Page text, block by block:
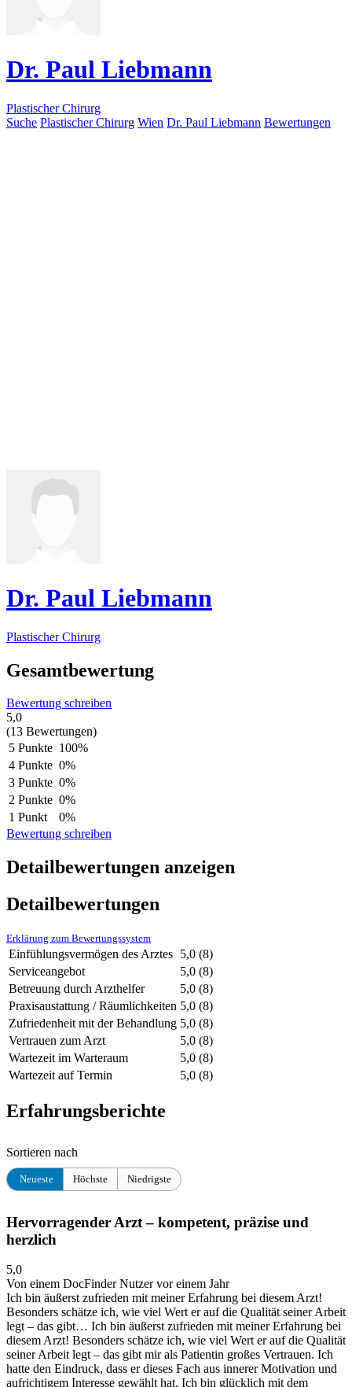
Dr. Paul Liebmann
Plastischer Chirurg
Suche Plastischer Chirurg Wien Dr. Paul Liebmann Bewertungen
Dr. Paul Liebmann
Plastischer Chirurg
Gesamtbewertung
Bewertung schreiben
5,0
(13 Bewertungen)
5 Punkte 100%
4 Punkte 0%
3 Punkte 0%
2 Punkte 0%
1 Punkt
0%
Bewertung schreiben
Detailbewertungen anzeigen
Detailbewertungen
Erklärung zum Bewertungssystem
Einfühlungsvermögen des Arztes 5,0 (8)
Serviceangebot
5,0 (8)
Betreuung durch Arzthelfer
5,0 (8)
Praxisaustattung / Räumlichkeiten 5,0 (8)
Zufriedenheit mit der Behandlung 5,0 (8)
Vertrauen zum Arzt
5,0 (8)
Wartezeit im Warteraum
5,0 (8)
Wartezeit auf Termin
5,0 (8)
Erfahrungsberichte
Sortieren nach
Neueste Höchste Niedrigste
Hervorragender Arzt – kompetent, präzise und
herzlich
5,0
Von einem DocFinder Nutzervor einem Jahr
Ich bin äußerst zufrieden mit meiner Erfahrung bei diesem Arzt!
Besonders schätze ich, wie viel Wert er auf die Qualität seiner Arbeit
legt – das gibt… Ich bin äußerst zufrieden mit meiner Erfahrung bei
diesem Arzt! Besonders schätze ich, wie viel Wert er auf die Qualität
seiner Arbeit legt – das gibt mir als Patientin großes Vertrauen. Ich
hatte den Eindruck, dass er dieses Fach aus innerer Motivation und
aufrichtigem Interesse gewählt hat. Ich bin glücklich mit dem